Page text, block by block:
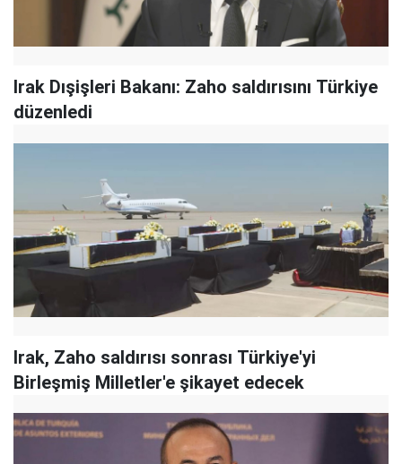
Irak Dışişleri Bakanı: Zaho saldırısını Türkiye
düzenledi
Irak, Zaho saldırısı sonrası Türkiye'yi
Birleşmiş Milletler'e şikayet edecek